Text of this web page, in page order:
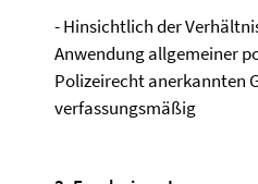
- Hinsichtlich der
Anwendung allgemeiner
Polizeirecht anerkannten
verfassungsmäßig